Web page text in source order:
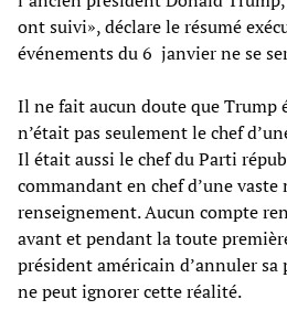
ont suivi», déclare le résumé
événements du 6 janvier ne se
Il ne fait aucun doute que Trump
n’était pas seulement le chef
Il était aussi le chef du Parti
commandant en chef d’une
renseignement. Aucun compte
avant et pendant la toute
président américain d’annuler
ne peut ignorer cette réalité.